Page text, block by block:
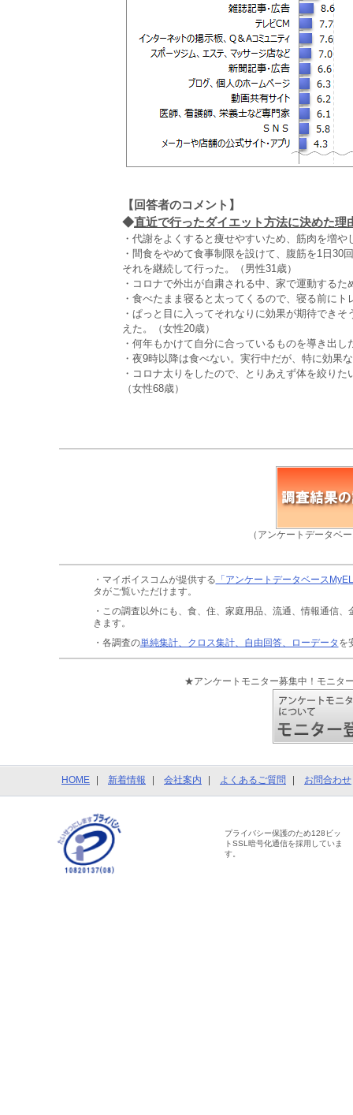
【回答者のコメント】
◆直近で行ったダイエット方法に決めた理
・代謝をよくすると痩せやすいため、筋肉を増や
・間食をやめて食事制限を設けて、腹筋を1日30
それを継続して行った。（男性31歳）
・コロナで外出が自粛される中、家で運動する
・食べたまま寝ると太ってくるので、寝る前に
・ぱっと目に入ってそれなりに効果が期待でき
えた。（女性20歳）
・何年もかけて自分に合っているものを導き出し
・夜9時以降は食べない。実行中だが、特に効果
・コロナ太りをしたので、とりあえず体を絞り
（女性68歳）
（アンケートデータベ
・マイボイスコムが提供する 「アンケートデータベース
タがご覧いただけます。
・この調査以外にも、食、住、家庭用品、流通、情報通信、
きます。
・各調査の単純集計、クロス集計、自由回答、ローデータ を
★アンケートモニター募集中！モニタ
HOME 新着情報 会社案内 よくあるご質問 お問合わせ
プライバシー保護のため128ビッ
トSSL暗号化通信を採用していま
す。